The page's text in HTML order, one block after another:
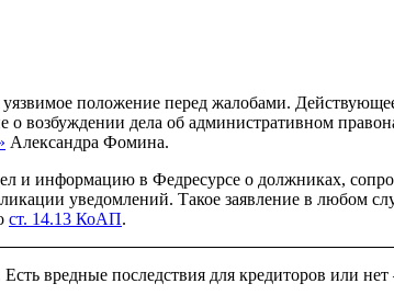
уязвимое положение перед жалобами.
о возбуждении дела об административном
Александра Фомина.
и информацию в Федресурсе о должниках,
уведомлений. Такое заявление в любом
ст. 14.13 КоАП.
вредные последствия для кредиторов или